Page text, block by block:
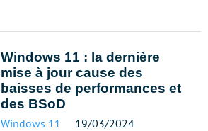
Windows 11 : la dernière
mise à jour cause des
baisses de performances et
des BSoD
Windows 11 19/03/2024